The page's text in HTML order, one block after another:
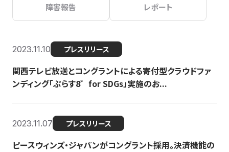
障害報告 レポート
2023.11.10 プレスリリース
関西テレビ放送とコングラントによる寄付型クラウドファ
ンディング「ぷらす8゛for SDGs」実施のお...
2023.11.07 プレスリリース
ピースウィンズ・ジャパンがコングラント採用。決済機能の